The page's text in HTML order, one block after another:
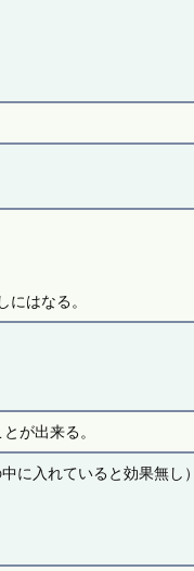
はなる。
が出来る。
に入れていると効果無し）